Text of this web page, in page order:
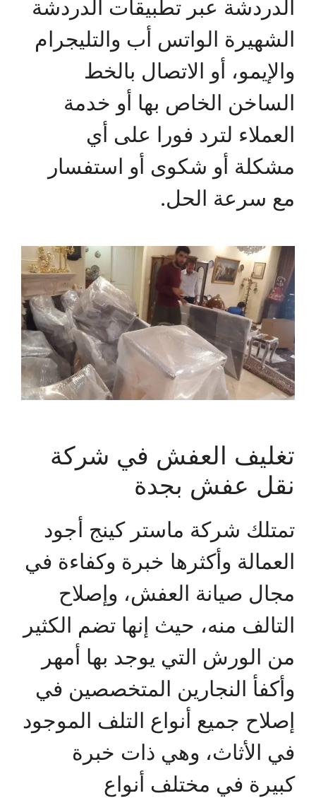
الدردشة عبر تطبيقات الدردشة
الشهيرة الواتس أب والتليجرام
والإيمو، أو الاتصال بالخط
الساخن الخاص بها أو خدمة
العملاء لترد فورا على أي
مشكلة أو شكوى أو استفسار
مع سرعة الحل.
تغليف العفش في شركة
نقل عفش بجدة
تمتلك شركة ماستر كينج أجود
العمالة وأكثرها خبرة وكفاءة في
مجال صيانة العفش، وإصلاح
التالف منه، حيث إنها تضم الكثير
من الورش التي يوجد بها أمهر
وأكفأ النجارين المتخصصين في
إصلاح جميع أنواع التلف الموجود
في الأثاث، وهي ذات خبرة
كبيرة في مختلف أنواع